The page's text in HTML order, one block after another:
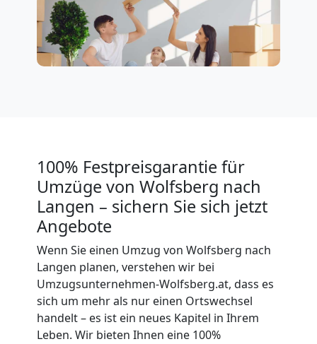
100% Festpreisgarantie für
Umzüge von Wolfsberg nach
Langen – sichern Sie sich jetzt
Angebote
Wenn Sie einen Umzug von Wolfsberg nach
Langen planen, verstehen wir bei
Umzugsunternehmen-Wolfsberg.at, dass es
sich um mehr als nur einen Ortswechsel
handelt – es ist ein neues Kapitel in Ihrem
Leben. Wir bieten Ihnen eine 100%
Wolfsberg
Privatumzug
Tresortransport
Wolfsberg
Umzug
für